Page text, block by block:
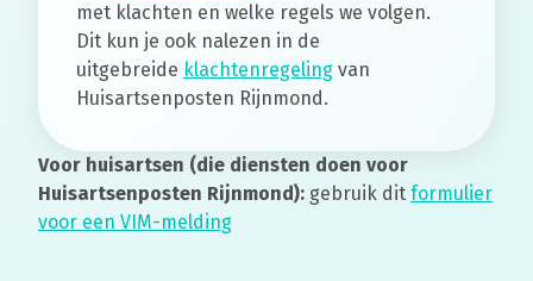
met klachten en welke regels we volgen.
Dit kun je ook nalezen in de
uitgebreide klachtenregeling van
Huisartsenposten Rijnmond.
Voor huisartsen (die diensten doen voor
Huisartsenposten Rijnmond): gebruik dit formulier
voor een VIM-melding